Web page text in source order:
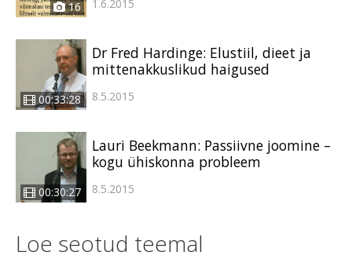
16 1.6.2015
00:33:28
Dr Fred Hardinge: Elustiil, dieet ja
mittenakkuslikud haigused
8.5.2015
00:30:27
Lauri Beekmann: Passiivne joomine –
kogu ühiskonna probleem
8.5.2015
Loe seotud teemal